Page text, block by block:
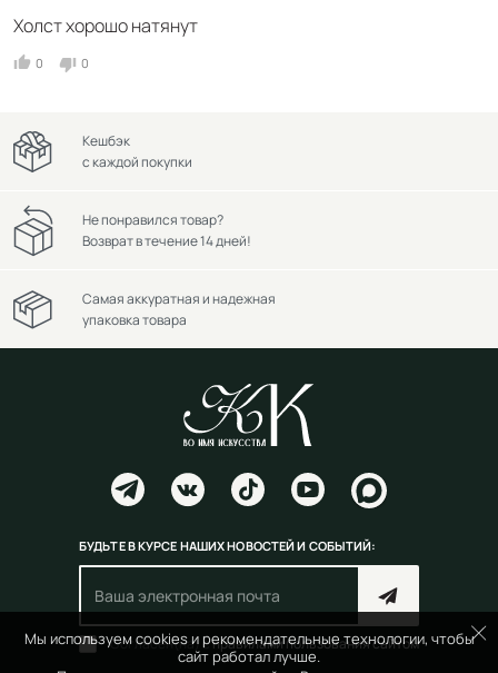
Холст хорошо натянут
0 0
Мы используем cookies и рекомендательные технологии, чтобы
сайт работал лучше.
Кешбэк
с каждой покупки
Не понравился товар?
Возврат в течение 14 дней!
Самая аккуратная и надежная
упаковка товара
БУДЬТЕ В КУРСЕ НАШИХ НОВОСТЕЙ И СОБЫТИЙ:
Согласен(на) справилами пользования сайтом